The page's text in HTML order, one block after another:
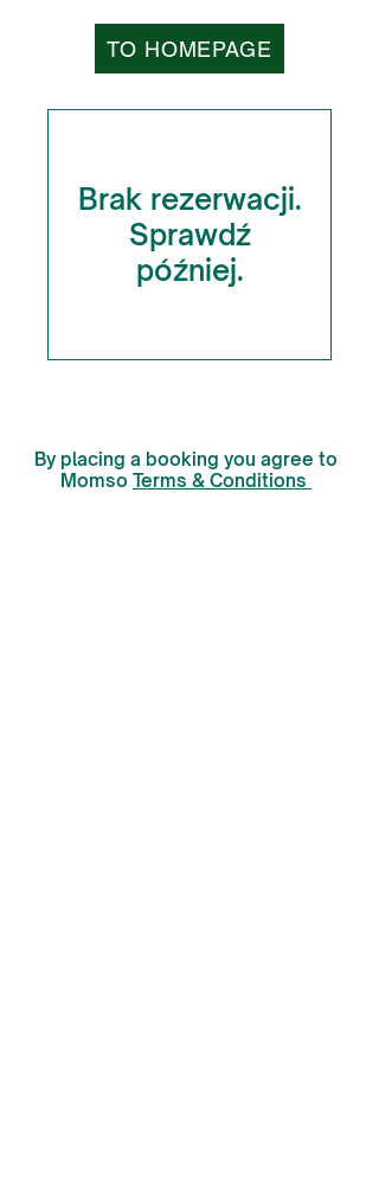
TO HOMEPAGE
Brak rezerwacji.
Sprawdź
później.
By placing a booking you agree to
Momso Terms & Conditions